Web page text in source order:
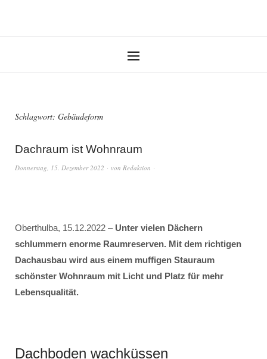
Schlagwort: Gebäudeform
Dachraum ist Wohnraum
Donnerstag, 15. Dezember 2022 von Redaktion
Oberthulba, 15.12.2022 – Unter vielen Dächern
schlummern enorme Raumreserven. Mit dem richtigen
Dachausbau wird aus einem muffigen Stauraum
schönster Wohnraum mit Licht und Platz für mehr
Lebensqualität.
Dachboden wachküssen